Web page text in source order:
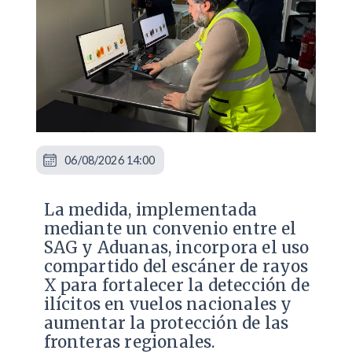
La medida, implementada
mediante un convenio entre el
SAG y Aduanas, incorpora el uso
compartido del escáner de rayos
X para fortalecer la detección de
ilícitos en vuelos nacionales y
aumentar la protección de las
fronteras regionales.
06/08/2026 14:00